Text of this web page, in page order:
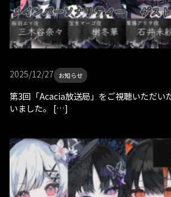
2025/12/27 お知らせ
第3回「Acacia放送局」をご視聴いただい
いました。 […]